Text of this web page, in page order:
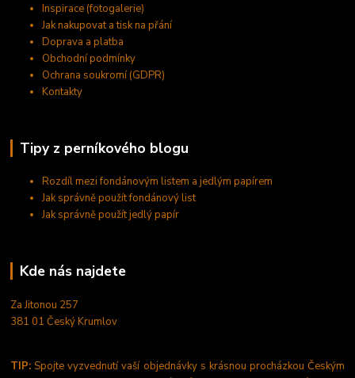
Inspirace (fotogalerie)
Jak nakupovat a tisk na přání
Doprava a platba
Obchodní podmínky
Ochrana soukromí (GDPR)
Kontakty
Tipy z perníkového blogu
Rozdíl mezi fondánovým listem a jedlým papírem
Jak správně použít fondánový list
Jak správně použít jedlý papír
Kde nás najdete
Za Jitonou 257
381 01 Český Krumlov
TIP: Spojte vyzvednutí vaší objednávky s krásnou procházkou Českým